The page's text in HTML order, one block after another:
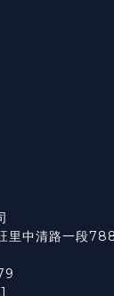
里中清路一段